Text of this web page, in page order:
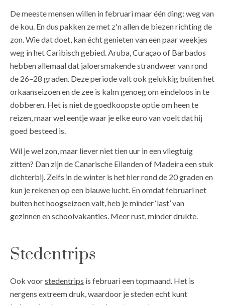
De meeste mensen willen in februari maar één ding: weg van
de kou. En dus pakken ze met z'n allen de biezen richting de
zon. Wie dat doet, kan écht genieten van een paar weekjes
weg in het Caribisch gebied. Aruba, Curaçao of Barbados
hebben allemaal dat jaloersmakende strandweer van rond
de 26–28 graden. Deze periode valt ook gelukkig buiten het
orkaanseizoen en de zee is kalm genoeg om eindeloos in te
dobberen. Het is niet de goedkoopste optie om heen te
reizen, maar wel eentje waar je elke euro van voelt dat hij
goed besteed is.
Wil je wel zon, maar liever niet tien uur in een vliegtuig
zitten? Dan zijn de Canarische Eilanden of Madeira een stuk
dichterbij. Zelfs in de winter is het hier rond de 20 graden en
kun je rekenen op een blauwe lucht. En omdat februari net
buiten het hoogseizoen valt, heb je minder ‘last’ van
gezinnen en schoolvakanties. Meer rust, minder drukte.
Stedentrips
Ook voorstedentrips is februari een topmaand. Het is
nergens extreem druk, waardoor je steden echt kunt